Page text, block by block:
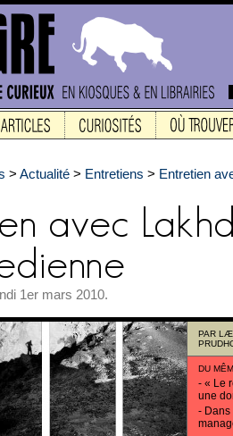
> Actualité > Entretiens > Entretien
1er mars 2010.
PAR
DU
- « Le
une
-